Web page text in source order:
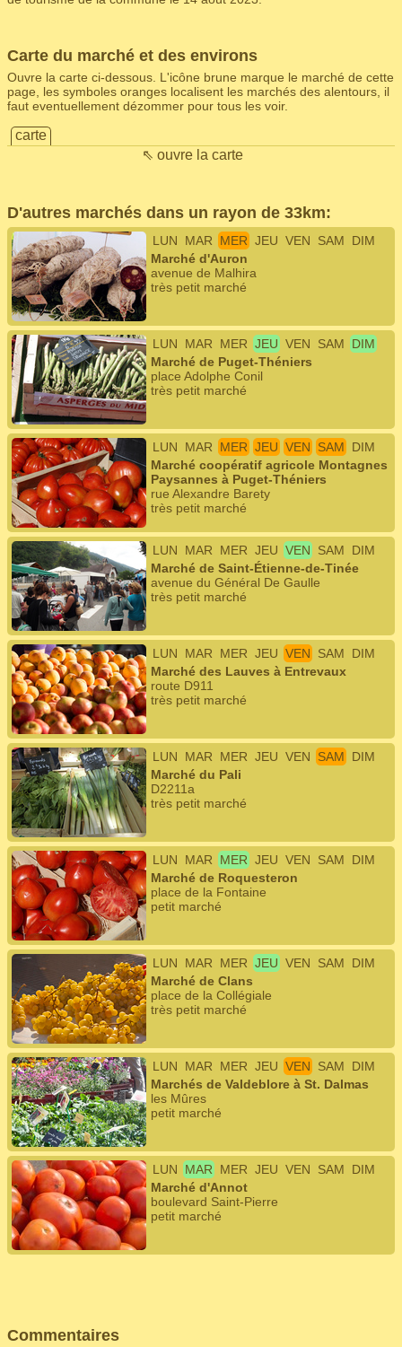
Carte du marché et des environs
Ouvre la carte ci-dessous. L'icône brune marque le marché de cette
page, les symboles oranges localisent les marchés des alentours, il
faut eventuellement dézommer pour tous les voir.
carte
⇖ ouvre la carte
D'autres marchés dans un rayon de 33km:
LUN MAR MER JEU VEN SAM
DIM
Marché d'Auron
avenue de Malhira
très petit marché
LUN MAR MER JEU VEN SAM
DIM
Marché de Puget-Théniers
place Adolphe Conil
très petit marché
LUN MAR MER JEU VEN SAM
DIM
Marché coopératif agricole Montagnes
Paysannes à Puget-Théniers
rue Alexandre Barety
très petit marché
LUN MAR MER JEU VEN SAM
DIM
Marché de Saint-Étienne-de-Tinée
avenue du Général De Gaulle
très petit marché
LUN MAR MER JEU VEN SAM
DIM
Marché des Lauves à Entrevaux
route D911
très petit marché
LUN MAR MER JEU VEN SAM
DIM
Marché du Pali
D2211a
très petit marché
LUN MAR MER JEU VEN SAM
DIM
Marché de Roquesteron
place de la Fontaine
petit marché
LUN MAR MER JEU VEN SAM
DIM
Marché de Clans
place de la Collégiale
très petit marché
LUN MAR MER JEU VEN SAM
DIM
Marchés de Valdeblore à St. Dalmas
les Mûres
petit marché
LUN MAR MER JEU VEN SAM
DIM
Marché d'Annot
boulevard Saint-Pierre
petit marché
Commentaires